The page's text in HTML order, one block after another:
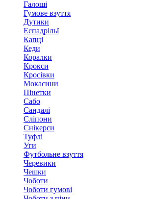
Галоші
Гумове взуття
Дутики
Еспадрільї
Капці
Кеди
Коралки
Крокси
Кросівки
Мокасини
Пінетки
Сабо
Сандалі
Сліпони
Снікерси
Туфлі
Уги
Футбольне взуття
Черевики
Чешки
Чоботи
Чоботи гумові